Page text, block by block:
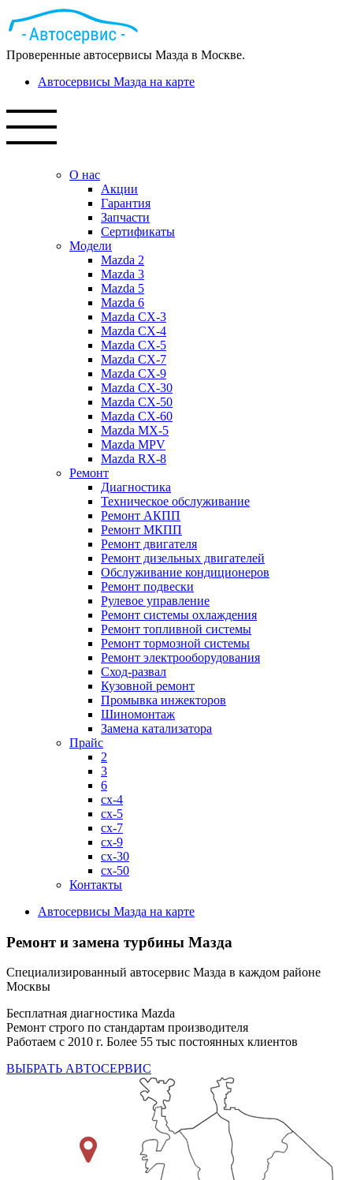
Проверенные автосервисы Мазда в Москве.
Автосервисы Мазда на карте
О нас
Акции
Гарантия
Запчасти
Сертификаты
Модели
Mazda 2
Mazda 3
Mazda 5
Mazda 6
Mazda СХ-3
Mazda СХ-4
Mazda СХ-5
Mazda CX-7
Mazda CX-9
Mazda CX-30
Mazda СХ-50
Mazda СХ-60
Mazda MX-5
Mazda MPV
Mazda RX-8
Ремонт
Диагностика
Техническое обслуживание
Ремонт АКПП
Ремонт МКПП
Ремонт двигателя
Ремонт дизельных двигателей
Обслуживание кондиционеров
Ремонт подвески
Рулевое управление
Ремонт системы охлаждения
Ремонт топливной системы
Ремонт тормозной системы
Ремонт электрооборудования
Сход-развал
Кузовной ремонт
Промывка инжекторов
Шиномонтаж
Замена катализатора
Прайс
2
3
6
cx-4
cx-5
cx-7
cx-9
cx-30
cx-50
Контакты
Автосервисы Мазда на карте
Ремонт и замена турбины Мазда
Специализированный автосервис Мазда в каждом районе
Москвы
Бесплатная диагностика Mazda
Ремонт строго по стандартам производителя
Работаем с 2010 г. Более 55 тыс постоянных клиентов
ВЫБРАТЬ АВТОСЕРВИС